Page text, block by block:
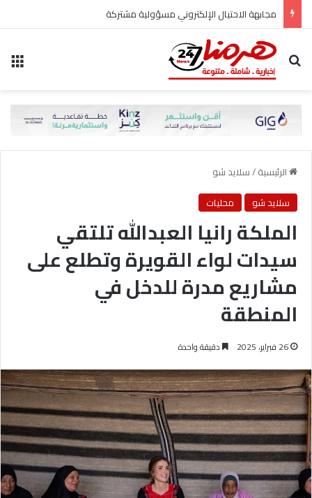
مجابهة الاحتيال الإلكتروني مسؤولية مشتركة
بحث عن
الرئيسية/سلايد شو
سلايد شو
محليات
الملكة رانيا العبدالله تلتقي
سيدات لواء القويرة وتطلع على
مشاريع مدرة للدخل في
المنطقة
26 فبراير، 2025 دقيقة واحدة